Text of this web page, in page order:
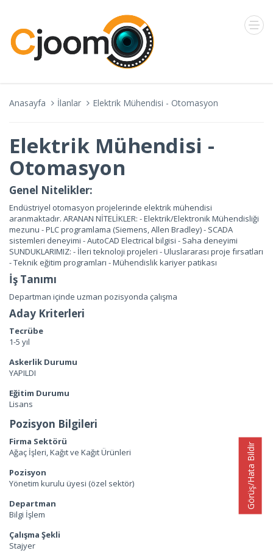
Görüş/Hata Bildir
Anasayfa İlanlar Elektrik Mühendisi - Otomasyon
Elektrik Mühendisi -
Otomasyon
Genel Nitelikler:
Endüstriyel otomasyon projelerinde elektrik mühendisi
aranmaktadır. ARANAN NİTELİKLER: - Elektrik/Elektronik Mühendisliği
mezunu - PLC programlama (Siemens, Allen Bradley) - SCADA
sistemleri deneyimi - AutoCAD Electrical bilgisi - Saha deneyimi
SUNDUKLARIMIZ: - İleri teknoloji projeleri - Uluslararası proje fırsatları
- Teknik eğitim programları - Mühendislik kariyer patikası
İş Tanımı
Departman içinde uzman pozisyonda çalışma
Aday Kriterleri
Tecrübe
1-5 yıl
Askerlik Durumu
YAPILDI
Eğitim Durumu
Lisans
Pozisyon Bilgileri
Firma Sektörü
Ağaç İşleri, Kağıt ve Kağıt Ürünleri
Pozisyon
Yönetim kurulu üyesi (özel sektör)
Departman
Bilgi İşlem
Çalışma Şekli
Stajyer